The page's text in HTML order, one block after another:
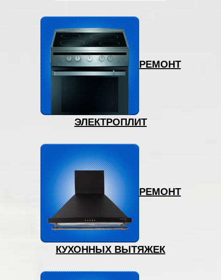
РЕМОНТ
ЭЛЕКТРОПЛИТ
РЕМОНТ
КУХОННЫХ ВЫТЯЖЕК